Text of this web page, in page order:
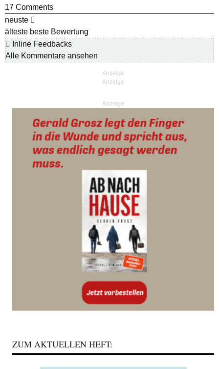
17 Comments
neuste
älteste beste Bewertung
Inline Feedbacks
Alle Kommentare ansehen
Anzeige
ZUM AKTUELLEN HEFT: